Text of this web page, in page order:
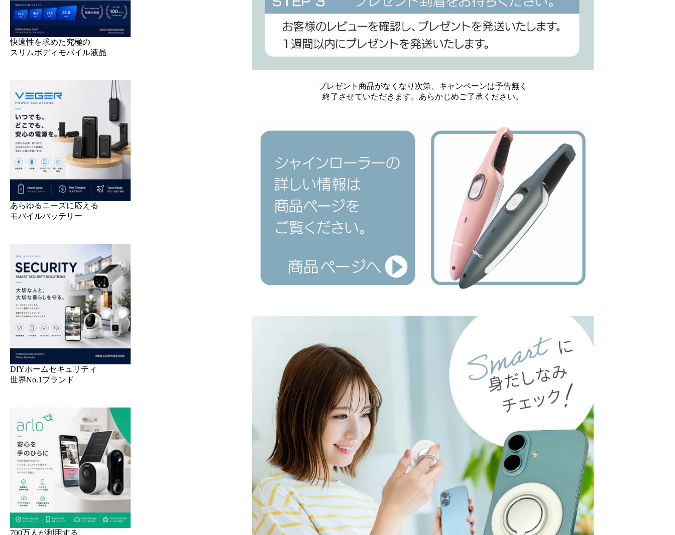
快適性を求めた究極の
スリムボディモバイル液晶
あらゆるニーズに応える
モバイルバッテリー
DIYホームセキュリティ
世界No.1ブランド
700万人が利用する
プレゼント商品がなくなり次第、キャンペーンは予告無く
終了させていただきます。あらかじめご了承ください。